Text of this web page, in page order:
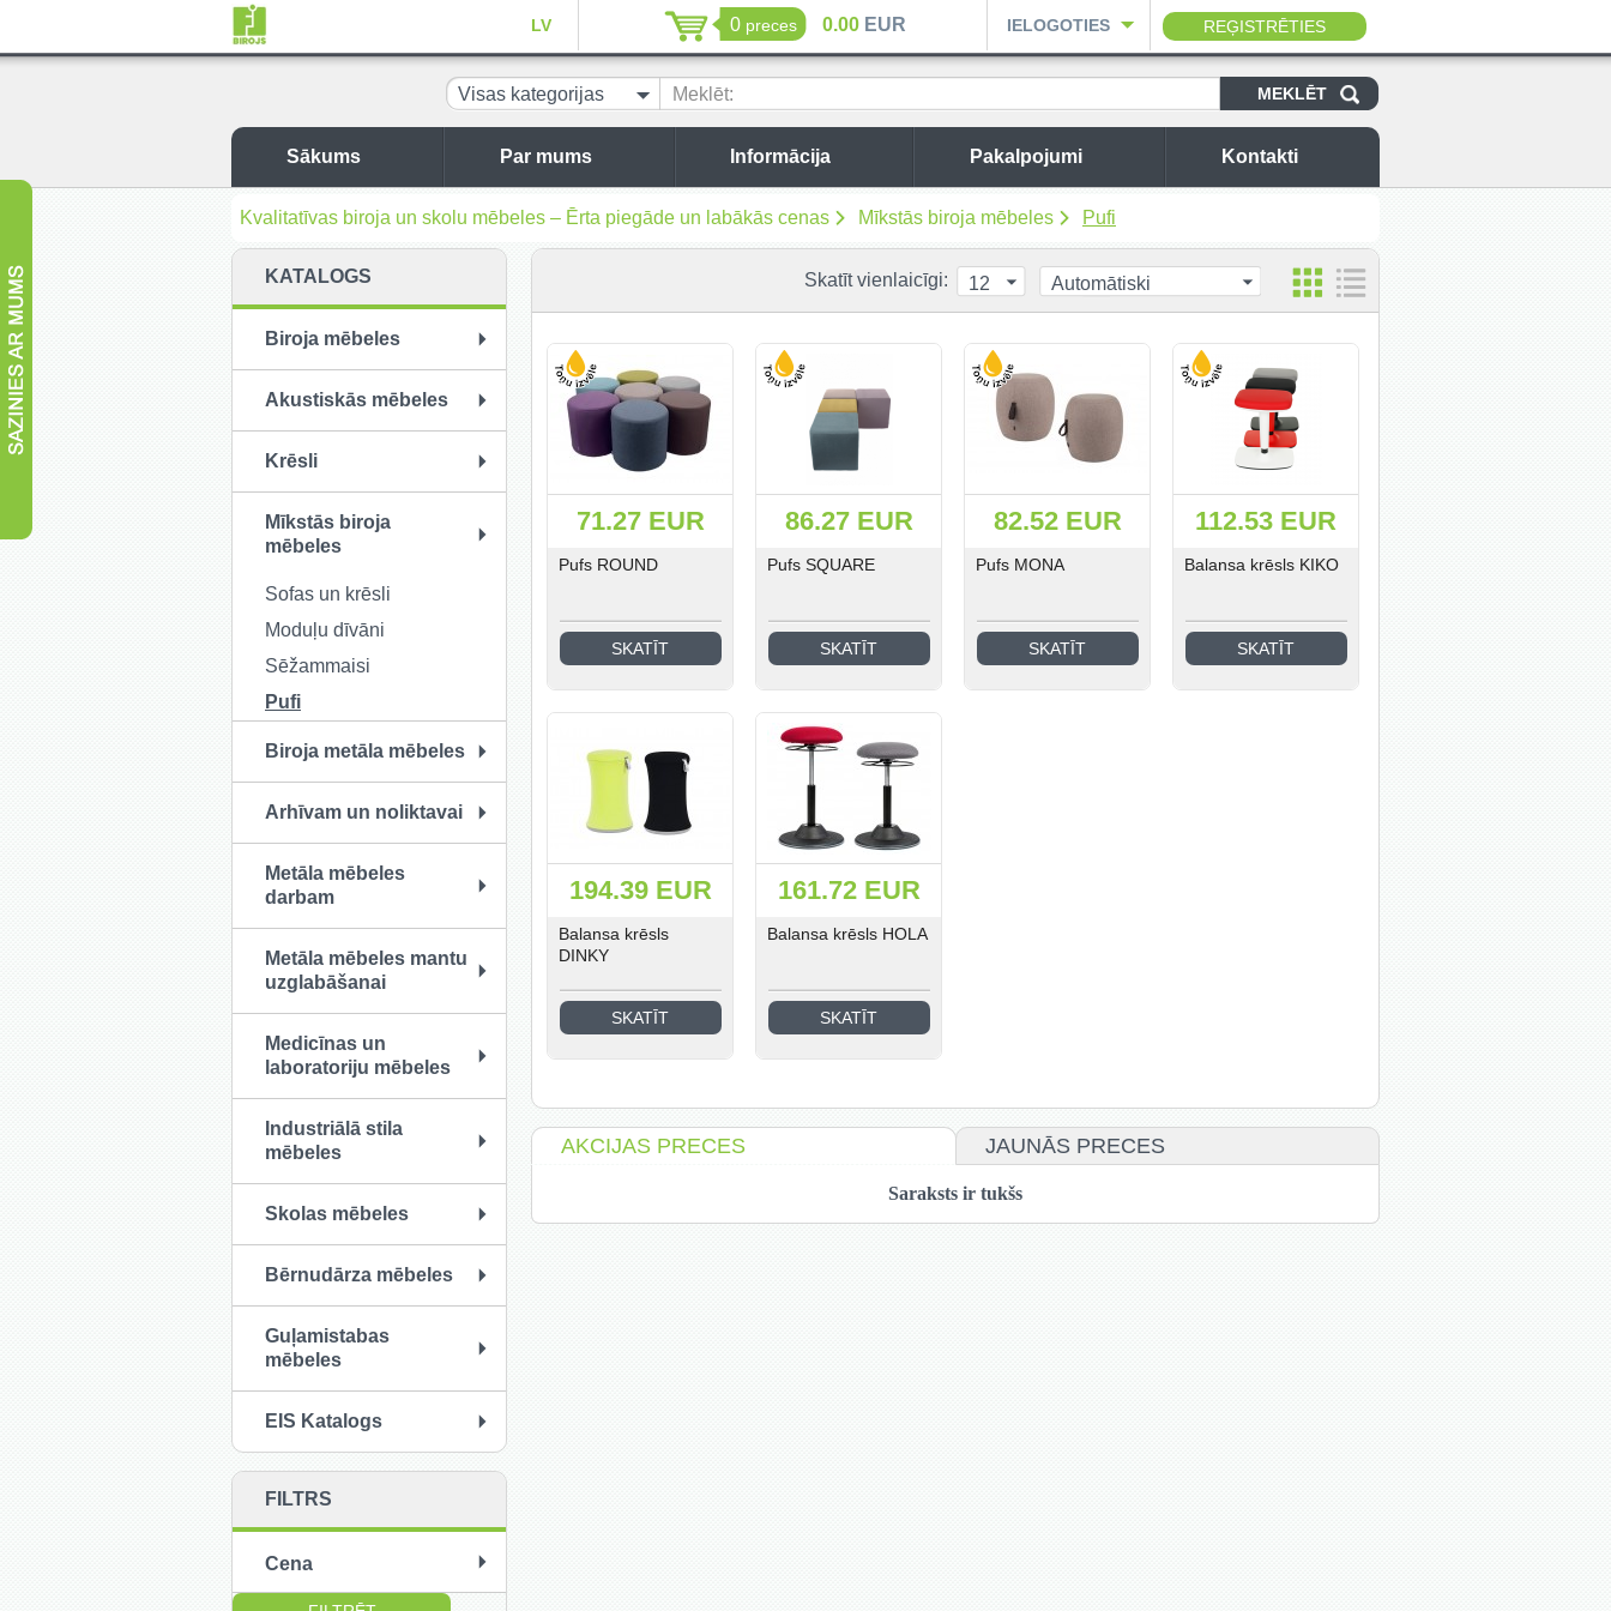
LV 0 preces 0.00 EUR IELOGOTIES REĢISTRĒTIES
Visas kategorijas Meklēt:
Sākums Par mums Informācija Pakalpojumi Kontakti
Kvalitatīvas biroja un skolu mēbeles – Ērta piegāde un labākās cenas Mīkstās biroja mēbeles Pufi
KATALOGS
Biroja mēbeles
Akustiskās mēbeles
Krēsli
Mīkstās biroja
mēbeles
Sofas un krēsli
Moduļu dīvāni
Sēžammaisi
Pufi
Biroja metāla mēbeles
Arhīvam un noliktavai
Metāla mēbeles
darbam
Metāla mēbeles mantu
uzglabāšanai
Medicīnas un
laboratoriju mēbeles
Industriālā stila
mēbeles
Skolas mēbeles
Bērnudārza mēbeles
Guļamistabas
mēbeles
EIS Katalogs
FILTRS
Cena
līdz:
Skatīt vienlaicīgi: 12 Automātiski
71.27 EUR
Pufs ROUND
SKATĪT
86.27 EUR
Pufs SQUARE
SKATĪT
82.52 EUR
Pufs MONA
SKATĪT
112.53 EUR
Balansa krēsls KIKO
SKATĪT
194.39 EUR
Balansa krēsls
DINKY
SKATĪT
161.72 EUR
Balansa krēsls HOLA
SKATĪT
AKCIJAS PRECES JAUNĀS PRECES
Saraksts ir tukšs